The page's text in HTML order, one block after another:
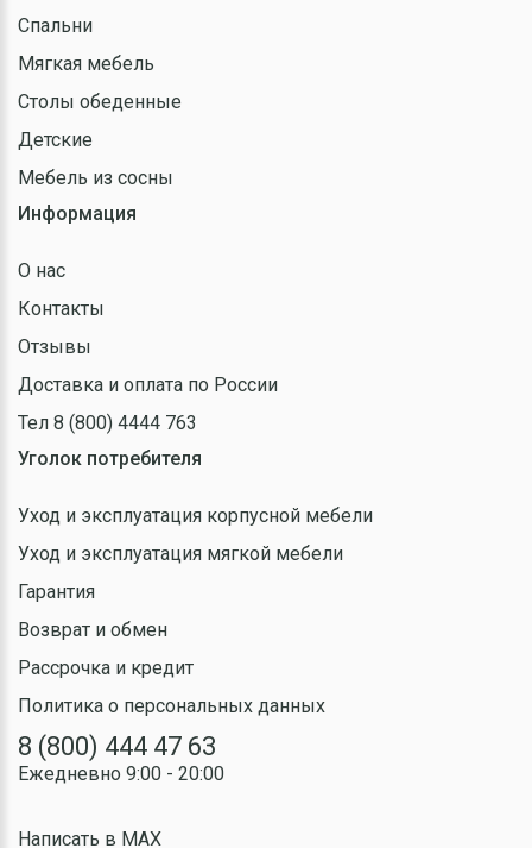
Спальни
Мягкая мебель
Столы обеденные
Детские
Мебель из сосны
Информация
О нас
Контакты
Отзывы
Доставка и оплата по России
Тел 8 (800) 4444 763
Уголок потребителя
Уход и эксплуатация корпусной мебели
Уход и эксплуатация мягкой мебели
Гарантия
Возврат и обмен
Рассрочка и кредит
Политика о персональных данных
8 (800) 444 47 63
Ежедневно 9:00 - 20:00
Написать в MAX